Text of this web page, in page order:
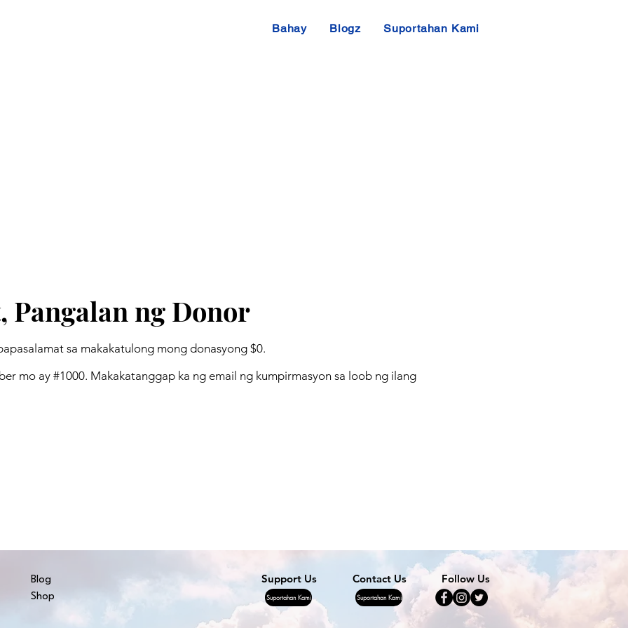
Bahay Blogz Suportahan Kami
Pangalan ng Donor
sa makakatulong mong donasyong $0.
mo ay #1000. Makakatanggap ka ng email ng kumpirmasyon sa loob ng ilang
Blog
Shop
Support Us
Suportahan Kami
Contact Us
Suportahan Kami
Follow Us